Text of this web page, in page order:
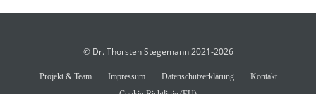
© Dr. Thorsten Stegemann 2021-2026
Projekt & Team Impressum Datenschutzerklärung
Kontakt